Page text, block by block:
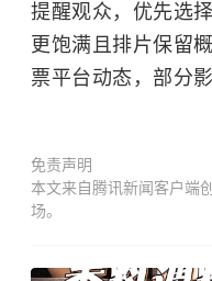
提醒观众，优先选
更饱满且排片保留
票平台动态，部分
免责声明
本文来自腾讯新闻客户端
场。